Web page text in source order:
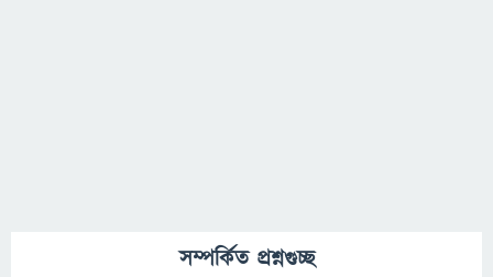
সম্পর্কিত প্রশ্নগুচ্ছ